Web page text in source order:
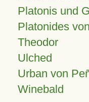
Platonis und
Platonides
Theodor
Ulched
Urban von
Winebald